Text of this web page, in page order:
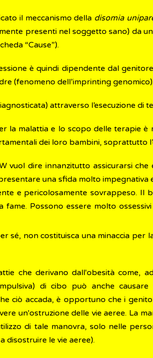
il meccanismo della disomia
presenti nel soggetto sano) da
“Cause”).
è quindi dipendente dal
(fenomeno dell’imprinting genomico).
attraverso l’esecuzione di
la malattia e lo scopo delle terapie
dei loro bambini, soprattutto
vuol dire innanzitutto assicurarsi
una sfida molto
e pericolosamente sovrappeso.
fame. Possono essere molto
sé, non costituisca una minaccia per
che derivano dall'obesità come,
di cibo può anche
ciò accada, è opportuno che i
un'ostruzione delle vie aeree. La
di tale manovra, solo nelle
disostruire le vie aeree).